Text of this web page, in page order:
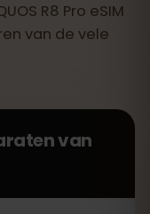
R8 Pro eSIM
van de vele
van